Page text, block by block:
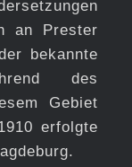
an Prester
bekannte
des
Gebiet
erfolgte